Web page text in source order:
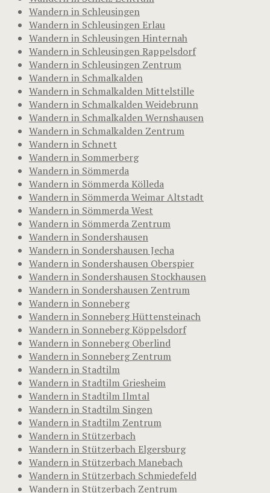
Wandern in Schleusingen
Wandern in Schleusingen Erlau
Wandern in Schleusingen Hinternah
Wandern in Schleusingen Rappelsdorf
Wandern in Schleusingen Zentrum
Wandern in Schmalkalden
Wandern in Schmalkalden Mittelstille
Wandern in Schmalkalden Weidebrunn
Wandern in Schmalkalden Wernshausen
Wandern in Schmalkalden Zentrum
Wandern in Schnett
Wandern in Sommerberg
Wandern in Sömmerda
Wandern in Sömmerda Kölleda
Wandern in Sömmerda Weimar Altstadt
Wandern in Sömmerda West
Wandern in Sömmerda Zentrum
Wandern in Sondershausen
Wandern in Sondershausen Jecha
Wandern in Sondershausen Oberspier
Wandern in Sondershausen Stockhausen
Wandern in Sondershausen Zentrum
Wandern in Sonneberg
Wandern in Sonneberg Hüttensteinach
Wandern in Sonneberg Köppelsdorf
Wandern in Sonneberg Oberlind
Wandern in Sonneberg Zentrum
Wandern in Stadtilm
Wandern in Stadtilm Griesheim
Wandern in Stadtilm Ilmtal
Wandern in Stadtilm Singen
Wandern in Stadtilm Zentrum
Wandern in Stützerbach
Wandern in Stützerbach Elgersburg
Wandern in Stützerbach Manebach
Wandern in Stützerbach Schmiedefeld
Wandern in Stützerbach Zentrum